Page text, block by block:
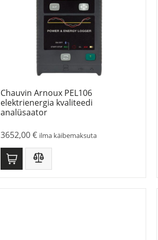
Chauvin Arnoux PEL106
elektrienergia kvaliteedi
analüsaator
3652,00€ ilma käibemaksuta